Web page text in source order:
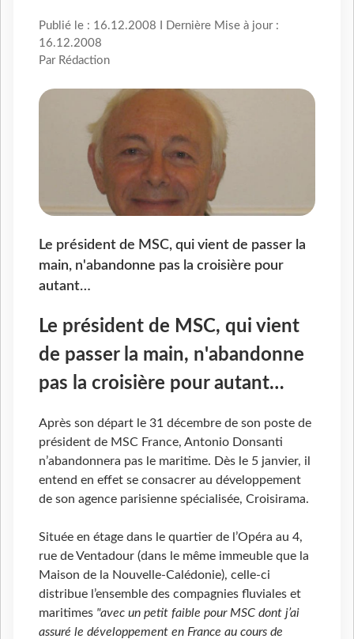
Publié le : 16.12.2008 I Dernière Mise à jour :
16.12.2008
Par Rédaction
Le président de MSC, qui vient de passer la
main, n'abandonne pas la croisière pour
autant…
Le président de MSC, qui vient
de passer la main, n'abandonne
pas la croisière pour autant…
Après son départ le 31 décembre de son poste de
président de MSC France, Antonio Donsanti
n’abandonnera pas le maritime. Dès le 5 janvier, il
entend en effet se consacrer au développement
de son agence parisienne spécialisée, Croisirama.
Située en étage dans le quartier de l’Opéra au 4,
rue de Ventadour (dans le même immeuble que la
Maison de la Nouvelle-Calédonie), celle-ci
distribue l’ensemble des compagnies fluviales et
maritimes "avec un petit faible pour MSC dont j’ai
assuré le développement en France au cours de